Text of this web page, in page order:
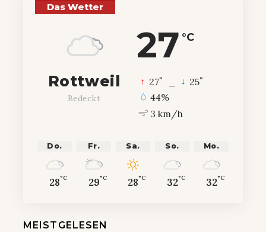
Das Wetter
27 °C
Rottweil
Bedeckt
27° 25°
44%
3 km/h
Do.
28°C
Fr.
29°C
Sa.
28°C
So.
32°C
Mo.
32°C
MEISTGELESEN